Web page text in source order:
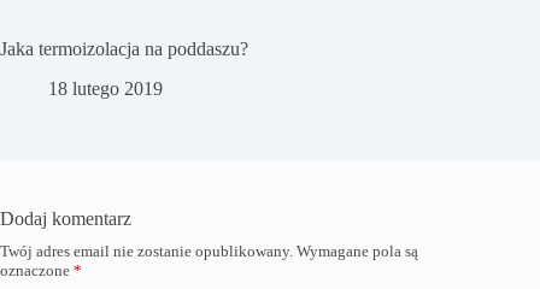
Jaka termoizolacja na poddaszu?
18 lutego 2019
Dodaj komentarz
Twój adres email nie zostanie opublikowany. Wymagane pola są
oznaczone *